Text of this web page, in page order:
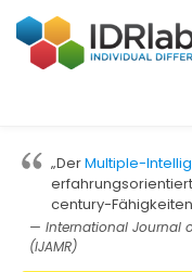
„DerMultiple-
century-
— International Journal
(IJAMR)